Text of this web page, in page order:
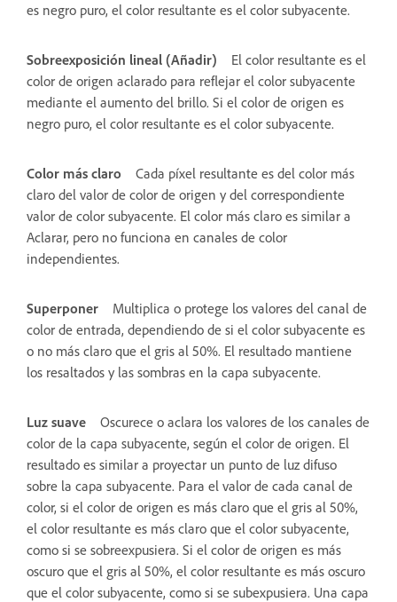
es negro puro, el color resultante es el color subyacente.
Sobreexposición lineal (Añadir)
El color resultante es el
color de origen aclarado para reflejar el color subyacente
mediante el aumento del brillo. Si el color de origen es
negro puro, el color resultante es el color subyacente.
Color más claro
Cada píxel resultante es del color más
claro del valor de color de origen y del correspondiente
valor de color subyacente. El color más claro es similar a
Aclarar, pero no funciona en canales de color
independientes.
Superponer
Multiplica o protege los valores del canal de
color de entrada, dependiendo de si el color subyacente es
o no más claro que el gris al 50%. El resultado mantiene
los resaltados y las sombras en la capa subyacente.
Luz suave
Oscurece o aclara los valores de los canales de
color de la capa subyacente, según el color de origen. El
resultado es similar a proyectar un punto de luz difuso
sobre la capa subyacente. Para el valor de cada canal de
color, si el color de origen es más claro que el gris al 50%,
el color resultante es más claro que el color subyacente,
como si se sobreexpusiera. Si el color de origen es más
oscuro que el gris al 50%, el color resultante es más oscuro
que el color subyacente, como si se subexpusiera. Una capa